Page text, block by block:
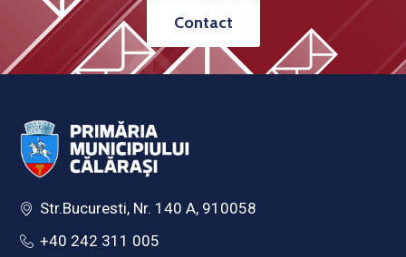
Contact
Str.Bucuresti, Nr. 140 A, 910058
+40 242 311 005